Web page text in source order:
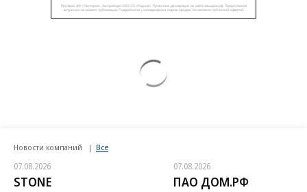
Новости компаний Все
07.08.2026
STONE
07.08.2026
ПАО ДОМ.РФ